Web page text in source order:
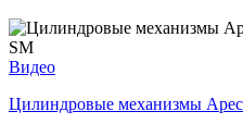
Видео
Цилиндровые механизмы